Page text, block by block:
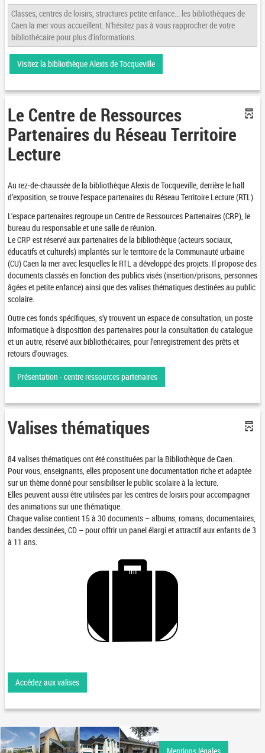
Classes, centres de loisirs, structures petite enfance... les bibliothèques de
Caen la mer vous accueillent. N'hésitez pas à vous rapprocher de votre
bibliothécaire pour plus d'informations.
Visitez la bibliothèque Alexis de Tocqueville
Le Centre de Ressources
Partenaires du Réseau Territoire
Lecture
Au rez-de-chaussée de la bibliothèque Alexis de Tocqueville, derrière le hall
d’exposition, se trouve l’espace partenaires du Réseau Territoire Lecture (RTL).
L'espace partenaires regroupe un Centre de Ressources Partenaires (CRP), le
bureau du responsable et une salle de réunion.
Le CRP est réservé aux partenaires de la bibliothèque (acteurs sociaux,
éducatifs et culturels)implantés sur le territoire de la Communauté urbaine
(CU) Caen la mer avec lesquelles le RTL a développé des projets. Il propose des
documents classés en fonction des publics visés (insertion/prisons, personnes
âgées et petite enfance) ainsi que des valises thématiques destinées au public
scolaire.
Outre ces fonds spécifiques, s’y trouvent un espace de consultation, un poste
informatique à disposition des partenaires pour la consultation du catalogue
et un autre, réservé aux bibliothécaires, pour l’enregistrement des prêts et
retours d’ouvrages.
Présentation - centre ressources partenaires
Valises thématiques
84 valises thématiques ont été constituées par la Bibliothèque de Caen.
Pour vous, enseignants, elles proposent une documentation riche et adaptée
sur un thème donné pour sensibiliser le public scolaire à la lecture.
Elles peuvent aussi être utilisées par les centres de loisirs pour accompagner
des animations sur une thématique.
Chaque valise contient 15 à 30 documents – albums, romans, documentaires,
bandes dessinées, CD – pour offrir un panel élargi et attractif aux enfants de 3
à 11 ans.
Accédez aux valises